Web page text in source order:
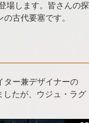
場します。皆さんの探
古代要塞です。
ター兼デザイナーの
したが、ウジュ・ラグ